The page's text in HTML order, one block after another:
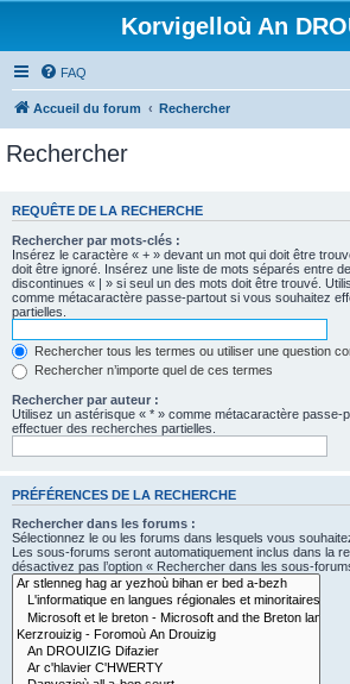
Korvigelloù An
FAQ
Accueil du forum Rechercher
Rechercher
REQUÊTE DE LA RECHERCHE
Rechercher par mots-clés :
Insérez le caractère « + » devant un mot qui doit être
doit être ignoré. Insérez une liste de mots séparés entre
discontinues « | » si seul un des mots doit être trouvé.
comme métacaractère passe-partout si vous souhaitez
partielles.
Rechercher tous les termes ou utiliser une question
Rechercher n’importe quel de ces termes
Rechercher par auteur :
Utilisez un astérisque « * » comme métacaractère passe-
effectuer des recherches partielles.
PRÉFÉRENCES DE LA RECHERCHE
Rechercher dans les forums :
Sélectionnez le ou les forums dans lesquels vous
Les sous-forums seront automatiquement inclus dans la
désactivez pas l’option « Rechercher dans les sous-